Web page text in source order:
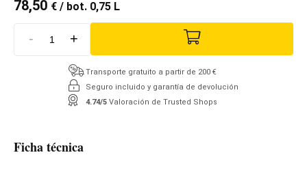
78,50 € / bot. 0,75 L
- +
Transporte gratuito a partir de 200 €
Seguro incluido y garantía de devolución
4.74/5 Valoración de Trusted Shops
Ficha técnica